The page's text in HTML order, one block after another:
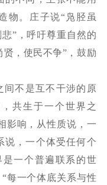
物。庄子说“凫胫虽
”，呼吁尊重自然的
，使民不争”，鼓励
间不是互不干涉的原
共生于一个世界之
影响，从性质说，一
说，一个体受任何个
一个普遍联系的世
每一个体底关系与性